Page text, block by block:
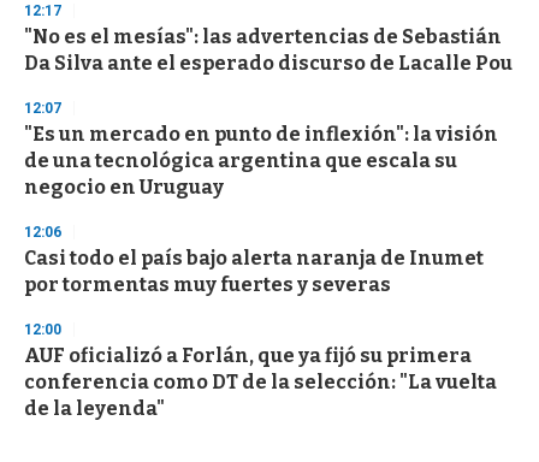
12:17
"No es el mesías": las advertencias de Sebastián
Da Silva ante el esperado discurso de Lacalle Pou
12:07
"Es un mercado en punto de inflexión": la visión
de una tecnológica argentina que escala su
negocio en Uruguay
12:06
Casi todo el país bajo alerta naranja de Inumet
por tormentas muy fuertes y severas
12:00
AUF oficializó a Forlán, que ya fijó su primera
conferencia como DT de la selección: "La vuelta
de la leyenda"